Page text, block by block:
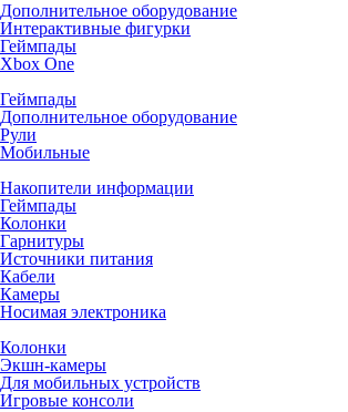
Дополнительное оборудование
Интерактивные фигурки
Геймпады
Xbox One
Геймпады
Дополнительное оборудование
Рули
Мобильные
Накопители информации
Геймпады
Колонки
Гарнитуры
Источники питания
Кабели
Камеры
Носимая электроника
Колонки
Экшн-камеры
Для мобильных устройств
Игровые консоли